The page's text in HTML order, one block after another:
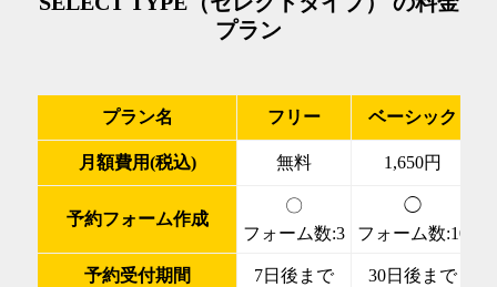
プラン
プラン名 フリー ベーシック
月額費用(税込) 無料 1,650円
予約フォーム作成
〇
フォーム数:3
◯
フォーム数:10
予約受付期間 7日後まで 30日後まで